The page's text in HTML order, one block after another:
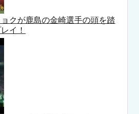
クが鹿島の金崎選手の頭を踏
イ！